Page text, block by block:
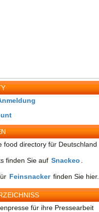
food directory für Deutschland
finden Sie auf Snackeo
Feinsnacker finden Sie hier.
für ihre Pressearbeit